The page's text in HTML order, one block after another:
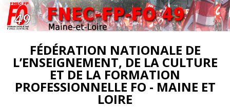
FÉDÉRATION NATIONALE DE
L’ENSEIGNEMENT, DE LA CULTURE
ET DE LA FORMATION
PROFESSIONNELLE FO - MAINE ET
LOIRE